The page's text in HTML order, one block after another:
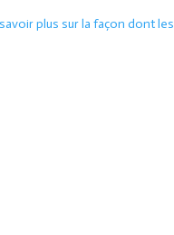
plus sur la façon dont